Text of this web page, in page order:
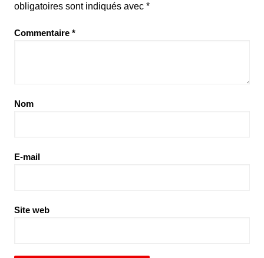
obligatoires sont indiqués avec *
Commentaire *
Nom
E-mail
Site web